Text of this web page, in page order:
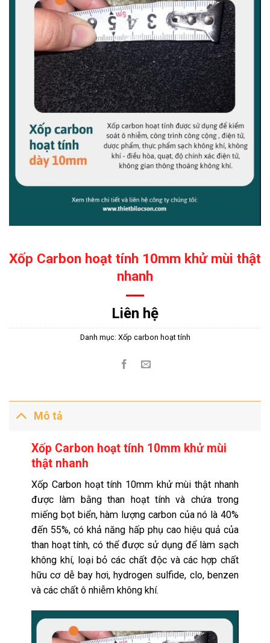
Xốp Carbon hoạt tính 10mm khử mùi thật
nhanh
Liên hệ
Danh mục: Xốp carbon hoạt tính
Mô tả
Xốp Carbon hoạt tính 10mm khử mùi
thật nhanh
Xốp Carbon hoạt tính 10mm khử mùi thật nhanh
được làm bằng than hoạt tính và chứa trong
miếng bọt biển, hàm lượng carbon của nó là 40%
đến 55%, có khả năng hấp phụ cao hiệu quả của
than hoạt tính, có thể được sử dụng để làm sạch
không khí, loại bỏ các chất độc và các hợp chất
hữu cơ dễ bay hơi, hydrogen sulfide, clo, benzen
và các chất ô nhiễm không khí.